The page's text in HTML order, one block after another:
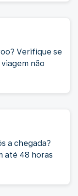
Verifique se
não
a chegada?
até 48 horas